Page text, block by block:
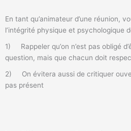
En tant qu’animateur d’une réunion,
l’intégrité physique et psychologique
1) Rappeler qu’on n’est pas obligé
question, mais que chacun doit
2) On évitera aussi de critiquer
pas présent